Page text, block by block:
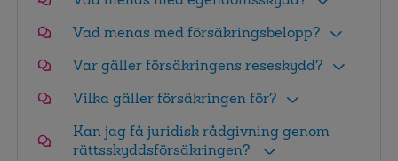
Vad menas med försäkringsbelopp?
Var gäller försäkringens reseskydd?
Vilka gäller försäkringen för?
Kan jag få juridisk rådgivning genom
rättsskyddsförsäkringen?